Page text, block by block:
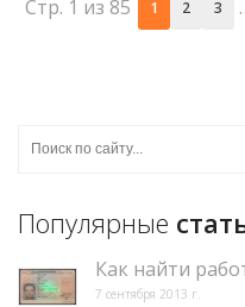
Стр. 1 из 85 1 2 3
Популярные
Как найти
7 сентября 2013 г.